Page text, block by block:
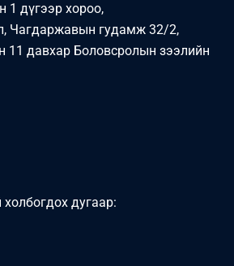
1 дүгээр хороо,
Чагдаржавын гудамж 32/2,
11 давхар Боловсролын зээлийн
дугаар: